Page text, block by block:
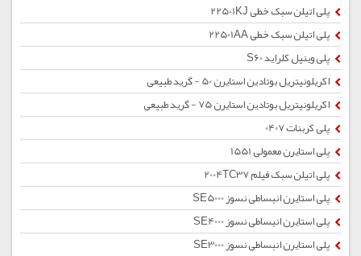
پلی اتیلن سبک خطی 22501KJ
پلی اتیلن سبک خطی 22501AA
پلی وینیل کلراید S60
اکریلونیتریل بوتادین استایرن 50 - گرید طبیعی
اکریلونیتریل بوتادین استایرن 75 - گرید طبیعی
پلی کربنات 0407
پلی استایرن معمولی 1551
پلی اتیلن سبک فیلم 2004TC37
پلی استایرن انبساطی نسوز SE5000
پلی استایرن انبساطی نسوز SE4000
پلی استایرن انبساطی نسوز SE3000